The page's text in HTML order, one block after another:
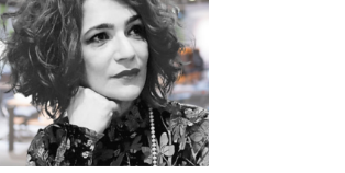
Teresa Salamone
Coach, Formatrice